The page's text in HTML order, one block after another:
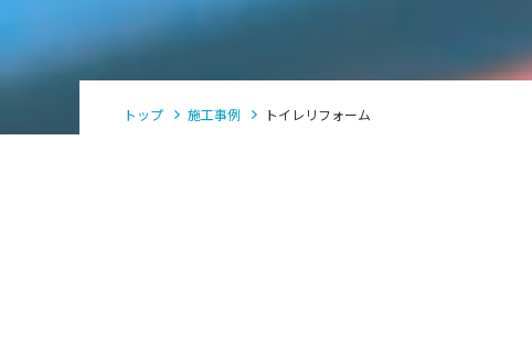
トップ 施工事例 トイレリフォーム